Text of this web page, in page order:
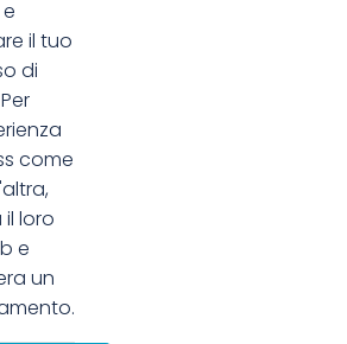
il tuo
di
come
loro
e
un